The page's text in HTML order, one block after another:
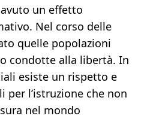
avuto un effetto
Nel corso delle
quelle popolazioni
condotte alla libertà. In
esiste un rispetto e
per l’istruzione che non
nel mondo